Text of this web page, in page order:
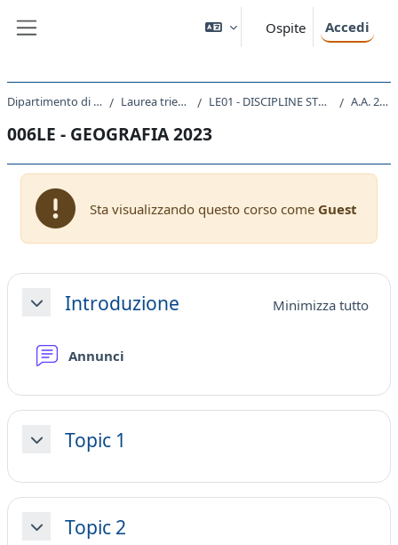
Ospite Accedi
Dipartimento di Studi Umanistici Laurea triennale (DM270) LE01 - DISCIPLINE STORICHE E FILOSOFICHE A.A. 2023 - 2024
006LE - GEOGRAFIA 2023
Sta visualizzando questo corso come Guest
Schema della sezione
MinimizzaIntroduzione Minimizza tutto
Annunci
MinimizzaTopic 1
MinimizzaTopic 2